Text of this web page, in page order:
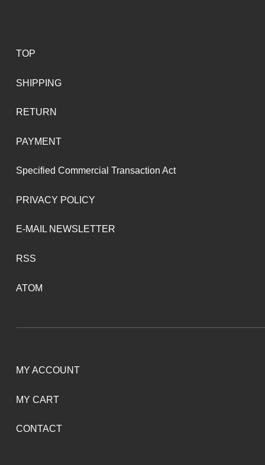
TOP
SHIPPING
RETURN
PAYMENT
Specified Commercial Transaction Act
PRIVACY POLICY
E-MAIL NEWSLETTER
RSS
ATOM
MY ACCOUNT
MY CART
CONTACT